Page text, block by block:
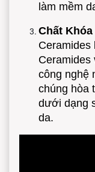
làm mềm
Chất
Ceramides
Ceramides
công nghệ
chúng hòa
dưới dạng
da.